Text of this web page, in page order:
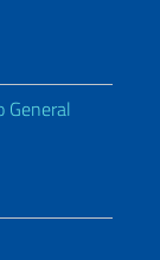
General